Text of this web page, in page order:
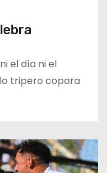
el día ni el
tripero copara